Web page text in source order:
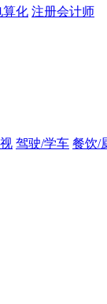
算化 注册会计师
驾驶/学车 餐饮/